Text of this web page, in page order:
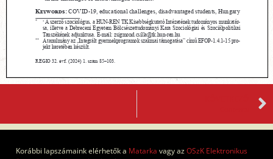
Korábbi lapszámaink elérhetők a Matarka vagy azOSzK Elektronikus